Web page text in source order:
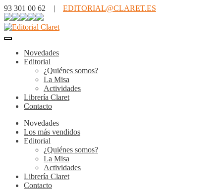
93 301 00 62 | EDITORIAL@CLARET.ES
Novedades
Editorial
¿Quiénes somos?
La Misa
Actividades
Librería Claret
Contacto
Novedades
Los más vendidos
Editorial
¿Quiénes somos?
La Misa
Actividades
Librería Claret
Contacto